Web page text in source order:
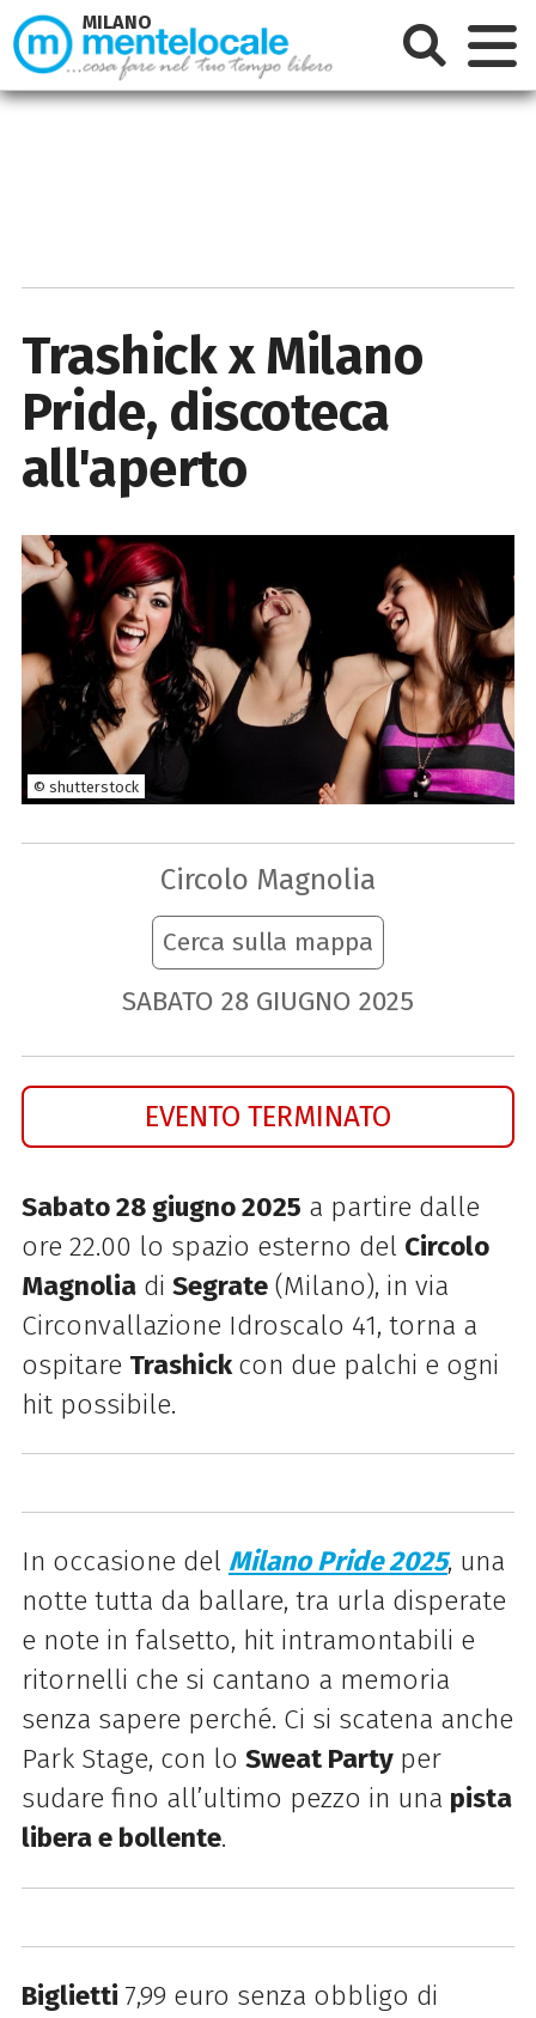
Trashick x Milano
Pride, discoteca
all'aperto
© shutterstock
Circolo Magnolia
Cerca sulla mappa
SABATO 28 GIUGNO 2025
EVENTO TERMINATO
Sabato 28 giugno 2025 a partire dalle
ore 22.00 lo spazio esterno del Circolo
Magnoliadi Segrate(Milano), in via
Circonvallazione Idroscalo 41, torna a
ospitare Trashickcon due palchi e ogni
hit possibile.
In occasione del Milano Pride 2025, una
notte tutta da ballare, tra urla disperate
e note in falsetto, hit intramontabili e
ritornelli che si cantano a memoria
senza sapere perché. Ci si scatena anche
Park Stage, con lo Sweat Party per
sudare fino all’ultimo pezzo in una pista
libera e bollente.
Biglietti 7,99 euro senza obbligo di
MILANO